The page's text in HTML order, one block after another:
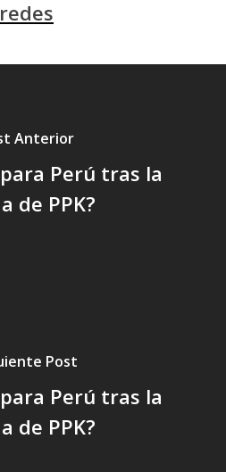
redes
Anterior
Perú tras la
de PPK?
Post
Perú tras la
de PPK?